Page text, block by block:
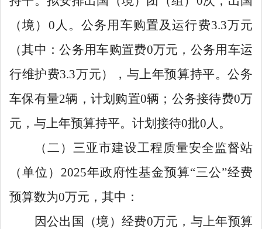
（境） 0 人。公务用车购置及运行费3.3万元
（其中 ：公务用车购置费0万元，公务用车运
行维护费3.3万元），与 上年预算持平。公务
车保有量2辆，计划购置0辆；公务接待费0万
元，与上年预算持平。计划接待0批0 人。
（二）三亚市建设工程质量安全监督站
（单位） 2025年政府性基金预算“三公”经费
预算数为0万元，其中：
因公出国（境）经费0万元，与上年预算